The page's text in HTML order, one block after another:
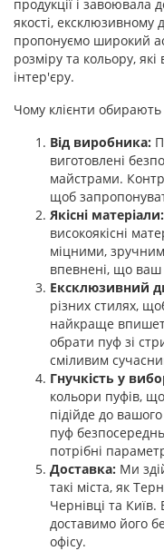
продукції і завоювала
якості,
пропонуємо широкий
розміру та кольору, які
інтер'єру.
Чому клієнти
Від виробника:
виготовлені
майстрами.
щоб
Якісні матеріали:
високоякісні
міцними,
впевнені, що ваш
Ексклюзивний
різних стилях,
найкраще
обрати пуф зі
сміливим
Гнучкість у
кольори пуфів,
підійде до
пуф
потрібні
Доставка: Ми
такі міста, як
Чернівці та
доставимо його
офісу.